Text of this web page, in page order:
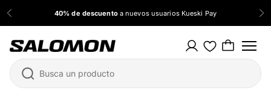
Anterior 40% de descuentoa nuevos usuarios Kueski Pay
Salomon México